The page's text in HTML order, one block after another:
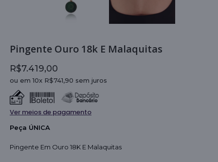
Pingente Ouro 18k E Malaquitas
R$7.419,00
ou em 10x R$741,90 sem juros
Ver meios de pagamento
Peça ÚNICA
Pingente Em Ouro 18K E Malaquitas